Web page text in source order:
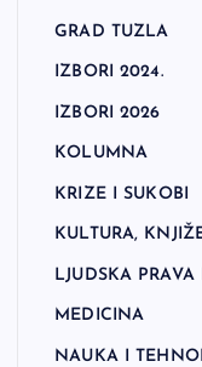
GRAD TUZLA
IZBORI 2024.
IZBORI 2026
KOLUMNA
KRIZE I SUKOBI
KULTURA,
LJUDSKA
MEDICINA
NAUKA I